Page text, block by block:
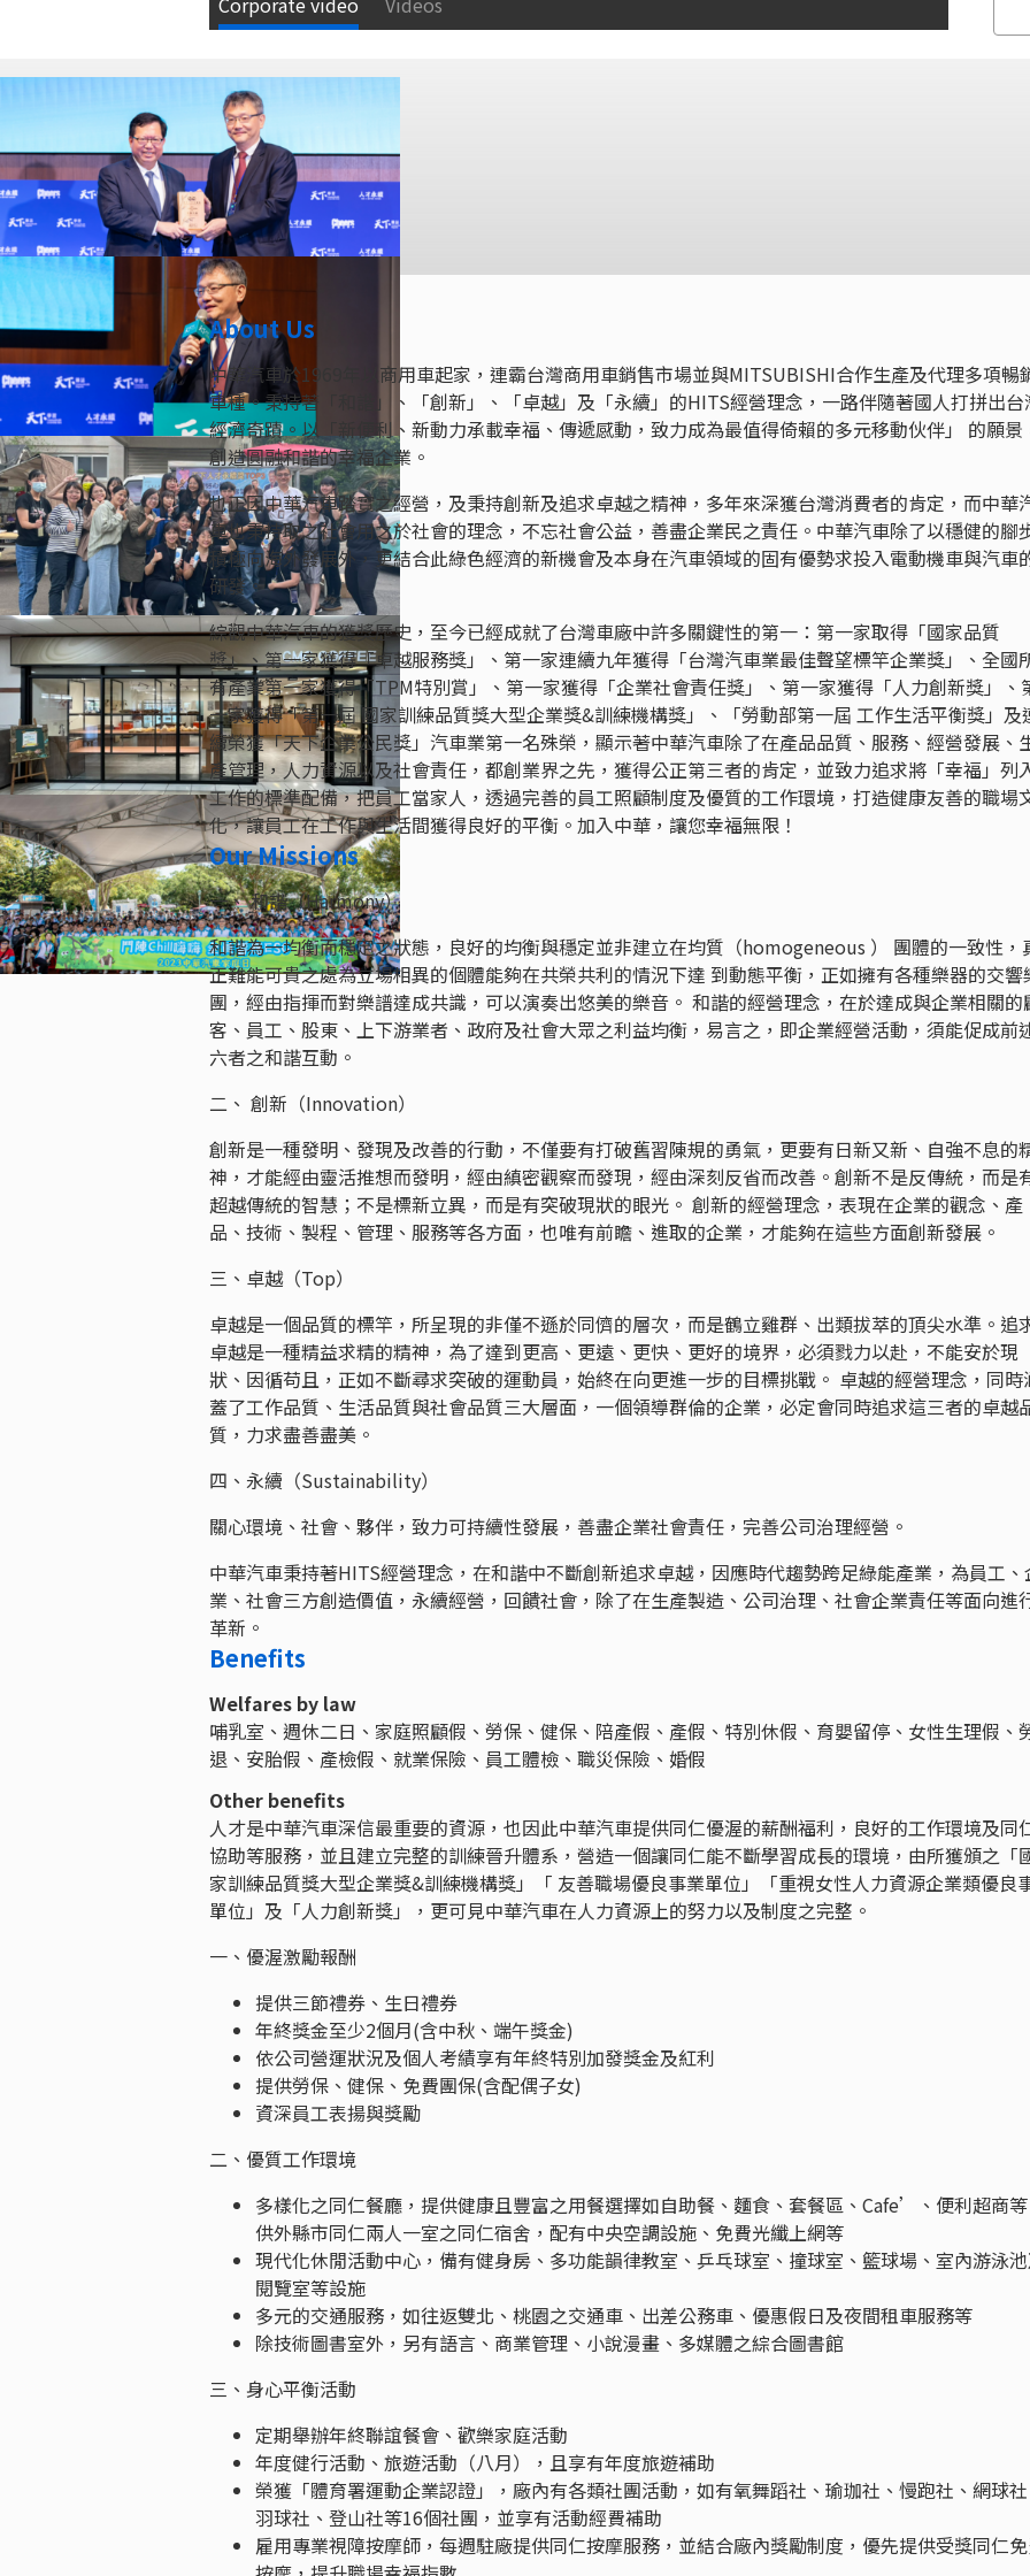
About Us
中華汽車於1969年以商用車起家，連霸台灣商用車銷售市場並與MITSUBISHI合作生產及代理多項暢
車種。秉持著「和諧」、「創新」、「卓越」及「永續」的HITS經營理念，一路伴隨著國人打拼出台
經濟奇蹟。以「新便利、新動力承載幸福、傳遞感動，致力成為最值得倚賴的多元移動伙伴」 的願景
創造圓融和諧的幸福企業。
也正因中華汽車踏實之經營，及秉持創新及追求卓越之精神，多年來深獲台灣消費者的肯定，而中華
車也秉持取之社會用之於社會的理念，不忘社會公益，善盡企業民之責任。中華汽車除了以穩健的腳
積極向海外發展外，更結合此綠色經濟的新機會及本身在汽車領域的固有優勢求投入電動機車與汽車
研發。
綜觀中華汽車的獲獎歷史，至今已經成就了台灣車廠中許多關鍵性的第一：第一家取得「國家品質
獎」、第一家獲得「卓越服務獎」、第一家連續九年獲得「台灣汽車業最佳聲望標竿企業獎」、全國
有產業第一家獲得「TPM特別賞」、第一家獲得「企業社會責任獎」、第一家獲得「人力創新獎」、
一家獲得「第一屆 國家訓練品質獎大型企業獎&訓練機構獎」、「勞動部第一屆 工作生活平衡獎」及
續榮獲「天下企業公民獎」汽車業第一名殊榮，顯示著中華汽車除了在產品品質、服務、經營發展、
產管理，人力資源以及社會責任，都創業界之先，獲得公正第三者的肯定，並致力追求將「幸福」列
工作的標準配備，把員工當家人，透過完善的員工照顧制度及優質的工作環境，打造健康友善的職場
化，讓員工在工作與生活間獲得良好的平衡。加入中華，讓您幸福無限！
Our Missions
一、 和諧（Harmony）
和諧為一均衡而穩定之狀態，良好的均衡與穩定並非建立在均質（homogeneous ） 團體的一致性，
正難能可貴之處為立場相異的個體能夠在共榮共利的情況下達 到動態平衡，正如擁有各種樂器的交響
團，經由指揮而對樂譜達成共識，可以演奏出悠美的樂音。 和諧的經營理念，在於達成與企業相關的
客、員工、股東、上下游業者、政府及社會大眾之利益均衡，易言之，即企業經營活動，須能促成前
六者之和諧互動。
二、 創新（Innovation）
創新是一種發明、發現及改善的行動，不僅要有打破舊習陳規的勇氣，更要有日新又新、自強不息的
神，才能經由靈活推想而發明，經由縝密觀察而發現，經由深刻反省而改善。創新不是反傳統，而是
超越傳統的智慧；不是標新立異，而是有突破現狀的眼光。 創新的經營理念，表現在企業的觀念、產
品、技術、製程、管理、服務等各方面，也唯有前瞻、進取的企業，才能夠在這些方面創新發展。
三、卓越（Top）
卓越是一個品質的標竿，所呈現的非僅不遜於同儕的層次，而是鶴立雞群、出類拔萃的頂尖水準。追
卓越是一種精益求精的精神，為了達到更高、更遠、更快、更好的境界，必須戮力以赴，不能安於現
狀、因循苟且，正如不斷尋求突破的運動員，始終在向更進一步的目標挑戰。 卓越的經營理念，同時
蓋了工作品質、生活品質與社會品質三大層面，一個領導群倫的企業，必定會同時追求這三者的卓越
質，力求盡善盡美。
四、永續（Sustainability）
關心環境、社會、夥伴，致力可持續性發展，善盡企業社會責任，完善公司治理經營。
中華汽車秉持著HITS經營理念，在和諧中不斷創新追求卓越，因應時代趨勢跨足綠能產業，為員工、
業、社會三方創造價值，永續經營，回饋社會，除了在生產製造、公司治理、社會企業責任等面向進
革新。
Benefits
Welfares by law
哺乳室、週休二日、家庭照顧假、勞保、健保、陪產假、產假、特別休假、育嬰留停、女性生理假、
退、安胎假、產檢假、就業保險、員工體檢、職災保險、婚假
Other benefits
人才是中華汽車深信最重要的資源，也因此中華汽車提供同仁優渥的薪酬福利，良好的工作環境及同
協助等服務，並且建立完整的訓練晉升體系，營造一個讓同仁能不斷學習成長的環境，由所獲頒之「
家訓練品質獎大型企業獎&訓練機構獎」「 友善職場優良事業單位」「重視女性人力資源企業類優良
單位」及「人力創新獎」，更可見中華汽車在人力資源上的努力以及制度之完整。
一、優渥激勵報酬
提供三節禮券、生日禮券
年終獎金至少2個月(含中秋、端午獎金)
依公司營運狀況及個人考績享有年終特別加發獎金及紅利
提供勞保、健保、免費團保(含配偶子女)
資深員工表揚與獎勵
二、優質工作環境
多樣化之同仁餐廳，提供健康且豐富之用餐選擇如自助餐、麵食、套餐區、Cafe’、便利超商
供外縣市同仁兩人一室之同仁宿舍，配有中央空調設施、免費光纖上網等
現代化休閒活動中心，備有健身房、多功能韻律教室、乒乓球室、撞球室、籃球場、室內游泳
閱覽室等設施
多元的交通服務，如往返雙北、桃園之交通車、出差公務車、優惠假日及夜間租車服務等
除技術圖書室外，另有語言、商業管理、小說漫畫、多媒體之綜合圖書館
三、身心平衡活動
定期舉辦年終聯誼餐會、歡樂家庭活動
年度健行活動、旅遊活動（八月），且享有年度旅遊補助
榮獲「體育署運動企業認證」，廠內有各類社團活動，如有氧舞蹈社、瑜珈社、慢跑社、網球社
羽球社、登山社等16個社團，並享有活動經費補助
雇用專業視障按摩師，每週駐廠提供同仁按摩服務，並結合廠內獎勵制度，優先提供受獎同仁